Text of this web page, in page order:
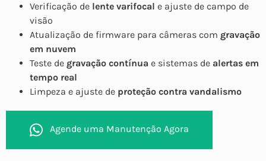
Verificação de lente varifocal e ajuste de campo de
visão
Atualização de firmware para câmeras com gravação
em nuvem
Teste de gravação contínua e sistemas de alertas em
tempo real
Limpeza e ajuste de proteção contra vandalismo
Agende uma Manutenção Agora